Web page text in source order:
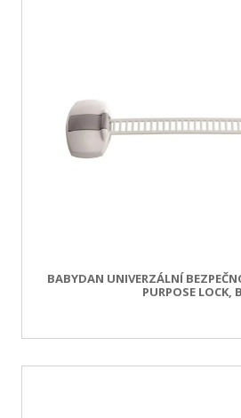
BABYDAN UNIVERZÁLNÍ
PURPOSE LOCK,